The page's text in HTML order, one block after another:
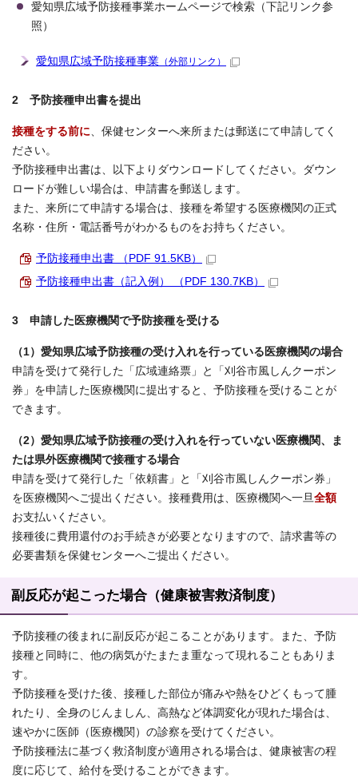
愛知県広域予防接種事業ホームページで検索（下記リンク参
照）
愛知県広域予防接種事業 （外部リンク）
2 予防接種申出書を提出
接種をする前に、保健センターへ来所または郵送にて申請してく
ださい。
予防接種申出書は、以下よりダウンロードしてください。ダウン
ロードが難しい場合は、申請書を郵送します。
また、来所にて申請する場合は、接種を希望する医療機関の正式
名称・住所・電話番号がわかるものをお持ちください。
予防接種申出書 （PDF 91.5KB）
予防接種申出書（記入例） （PDF 130.7KB）
3 申請した医療機関で予防接種を受ける
（1）愛知県広域予防接種の受け入れを行っている医療機関の場合
申請を受けて発行した「広域連絡票」と「刈谷市風しんクーポン
券」を申請した医療機関に提出すると、予防接種を受けることが
できます。
（2）愛知県広域予防接種の受け入れを行っていない医療機関、ま
たは県外医療機関で接種する場合
申請を受けて発行した「依頼書」と「刈谷市風しんクーポン券」
を医療機関へご提出ください。接種費用は、医療機関へ一旦全額
お支払いください。
接種後に費用還付のお手続きが必要となりますので、請求書等の
必要書類を保健センターへご提出ください。
副反応が起こった場合（健康被害救済制度）
予防接種の後まれに副反応が起こることがあります。また、予防
接種と同時に、他の病気がたまたま重なって現れることもありま
す。
予防接種を受けた後、接種した部位が痛みや熱をひどくもって腫
れたり、全身のじんましん、高熱など体調変化が現れた場合は、
速やかに医師（医療機関）の診察を受けてください。
予防接種法に基づく救済制度が適用される場合は、健康被害の程
度に応じて、給付を受けることができます。